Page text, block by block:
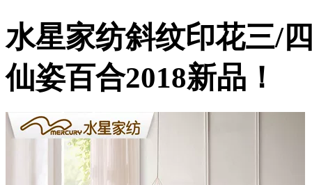
水星家纺斜纹印花三/
仙姿百合2018新品！